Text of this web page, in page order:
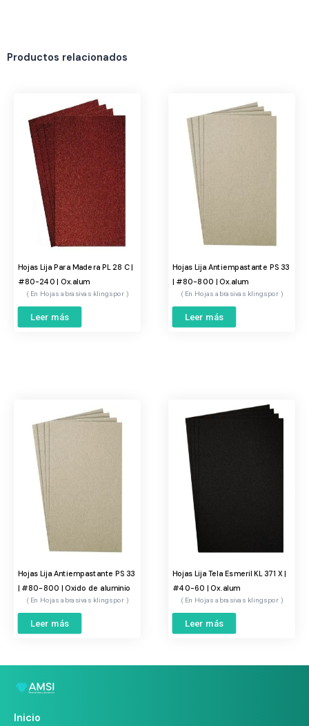
Productos relacionados
Hojas Lija Para Madera PL 28 C |
#80-240 | Ox.alum
Hojas abrasivas klingspor
Leer más
Hojas Lija Antiempastante PS 33
| #80-800 | Ox.alum
Hojas abrasivas klingspor
Leer más
Hojas Lija Antiempastante PS 33
| #80-800 | Oxido de aluminio
Hojas abrasivas klingspor
Leer más
Hojas Lija Tela Esmeril KL 371 X |
#40-60 | Ox.alum
Hojas abrasivas klingspor
Leer más
Inicio